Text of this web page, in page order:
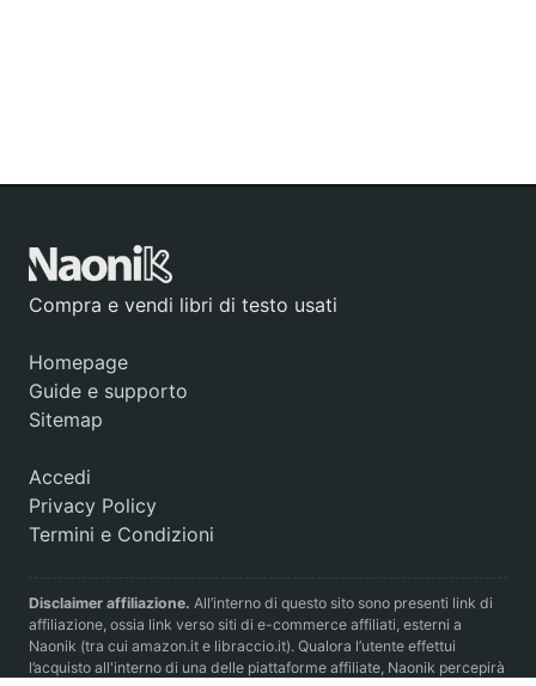
Compra e vendi libri di testo usati
Homepage
Guide e supporto
Sitemap
Accedi
Privacy Policy
Termini e Condizioni